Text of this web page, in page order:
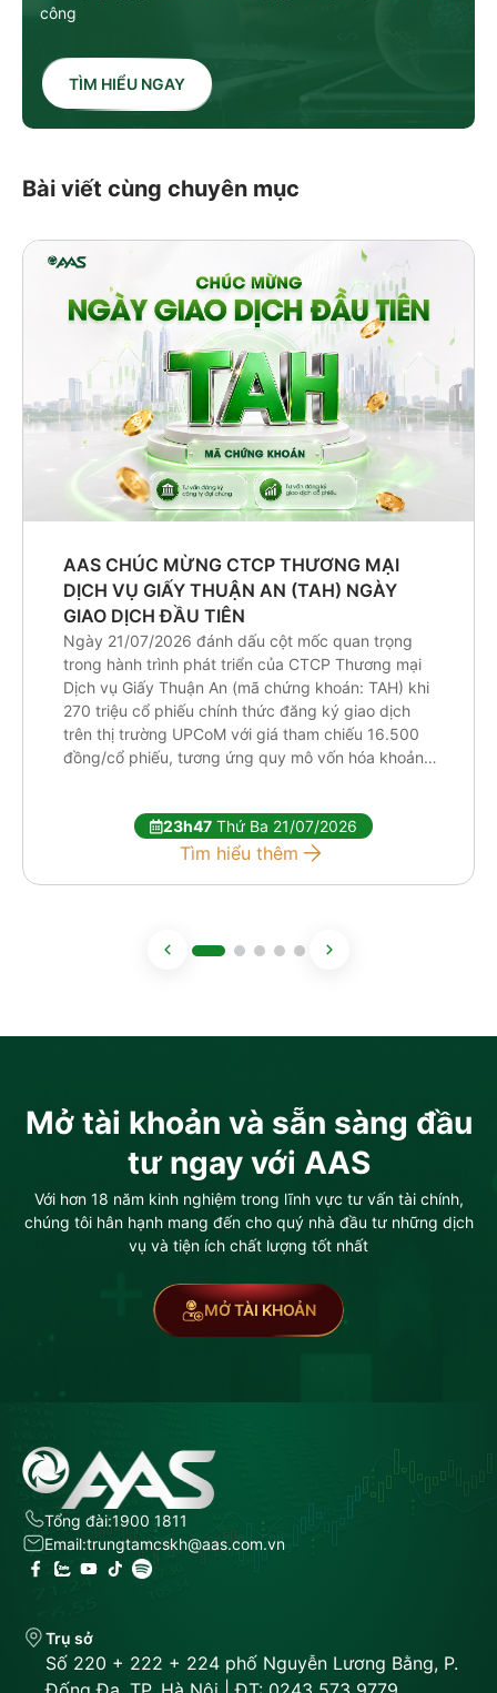
công
TÌM HIỂU NGAY
Bài viết cùng chuyên mục
AAS CHÚC MỪNG CTCP THƯƠNG MẠI
DỊCH VỤ GIẤY THUẬN AN (TAH) NGÀY
GIAO DỊCH ĐẦU TIÊN
Ngày 21/07/2026 đánh dấu cột mốc quan trọng
trong hành trình phát triển của CTCP Thương mại
Dịch vụ Giấy Thuận An (mã chứng khoán: TAH) khi
270 triệu cổ phiếu chính thức đăng ký giao dịch
trên thị trường UPCoM với giá tham chiếu 16.500
đồng/cổ phiếu, tương ứng quy mô vốn hóa khoảng
23h47Thứ Ba 21/07/2026
Tìm hiểu thêm
Mở tài khoản và sẵn sàng đầu
tư ngay với AAS
Với hơn 18 năm kinh nghiệm trong lĩnh vực tư vấn tài chính,
chúng tôi hân hạnh mang đến cho quý nhà đầu tư những dịch
vụ và tiện ích chất lượng tốt nhất
MỞ TÀI KHOẢN
Tổng đài:1900 1811
Email:trungtamcskh@aas.com.vn
Trụ sở
Số 220 + 222 + 224 phố Nguyễn Lương Bằng, P.